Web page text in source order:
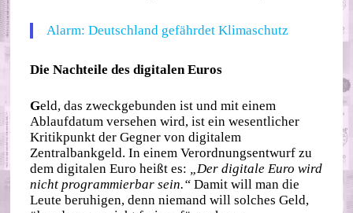
Alarm: Deutschland gefährdet Klimaschutz
Die Nachteile des digitalen Euros
Geld, das zweckgebunden ist und mit einem
Ablaufdatum versehen wird, ist ein wesentlicher
Kritikpunkt der Gegner von digitalem
Zentralbankgeld. In einem Verordnungsentwurf zu
dem digitalen Euro heißt es:
„Der digitale Euro wird
nicht programmierbar sein.“ Damit will man die
Leute beruhigen, denn niemand will solches Geld,